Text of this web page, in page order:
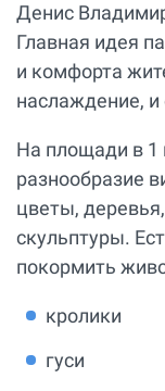
Денис
Главная идея
и комфорта
наслаждение,
На площади в 1
разнообразие
цветы,
скульптуры.
покормить
кролики
гуси